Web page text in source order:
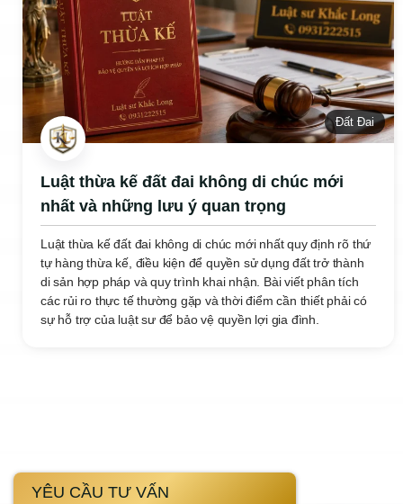
Đất Đai
Luật thừa kế đất đai không di chúc mới
nhất và những lưu ý quan trọng
Luật thừa kế đất đai không di chúc mới nhất quy định rõ thứ
tự hàng thừa kế, điều kiện để quyền sử dụng đất trở thành
di sản hợp pháp và quy trình khai nhận. Bài viết phân tích
các rủi ro thực tế thường gặp và thời điểm cần thiết phải có
sự hỗ trợ của luật sư để bảo vệ quyền lợi gia đình.
YÊU CẦU TƯ VẤN